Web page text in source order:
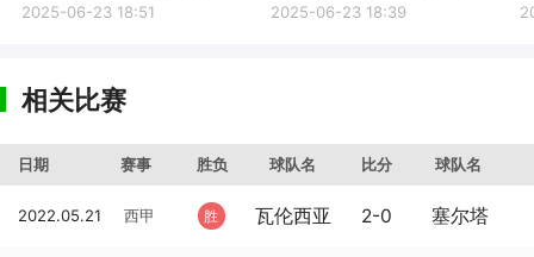
2025-06-23 18:51 2025-06-23 18:39
相关比赛
日期 赛事 胜负 球队名 比分 球队名
2022.05.21 西甲 胜 瓦伦西亚 2-0 塞尔塔